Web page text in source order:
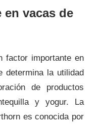
en vacas de
factor importante en
determina la utilidad
de productos
y yogur. La
es conocida por